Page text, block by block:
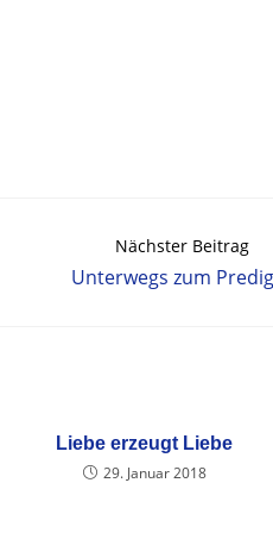
Nächster Beitrag
Unterwegs zum
Liebe erzeugt Liebe
29. Januar 2018